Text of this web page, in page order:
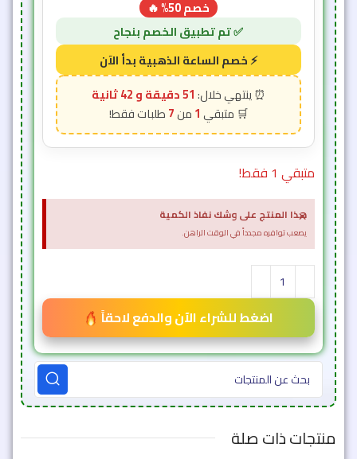
خصم 50% 🔥
51 دقيقة و 40 ثانية
1
7
متبقي 1 فقط!
هذا المنتج على وشك نفاذ الكمية
يصعب توافره مجدداً في الوقت الراهن.
×
اضغط للشراء الآن والدفع لاحقاً
منتجات ذات صلة